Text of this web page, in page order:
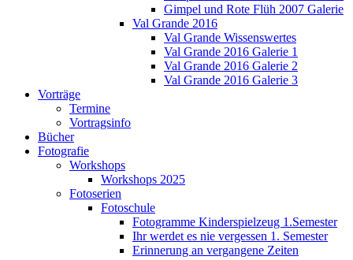
Gimpel und Rote Flüh 2007 Galerie
Val Grande 2016
Val Grande Wissenswertes
Val Grande 2016 Galerie 1
Val Grande 2016 Galerie 2
Val Grande 2016 Galerie 3
Vorträge
Termine
Vortragsinfo
Bücher
Fotografie
Workshops
Workshops 2025
Fotoserien
Fotoschule
Fotogramme Kinderspielzeug 1.Semester
Ihr werdet es nie vergessen 1. Semester
Erinnerung an vergangene Zeiten